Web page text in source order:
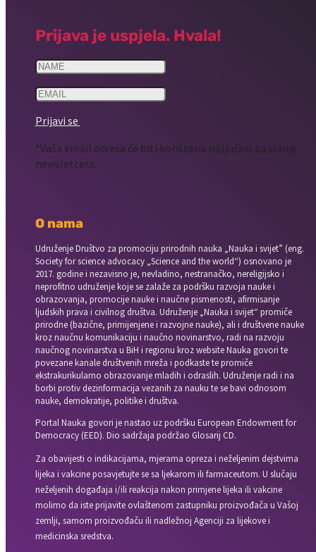
Prijava je uspjela. Hvala!
Prijavi se
*Vaša email adresa će biti korištena isključivo za slanje
newslettera.
O nama
Udruženje Društvo za promociju prirodnih nauka „Nauka i svijet” (eng.
Society for science advocacy „Science and the world“) osnovano je
2017. godine i nezavisno je, nevladino, nestranačko, nereligijsko i
neprofitno udruženje koje se zalaže za podršku razvoja nauke i
obrazovanja, promocije nauke i naučne pismenosti, afirmisanje
ljudskih prava i civilnog društva. Udruženje „Nauka i svijet“ promiče
prirodne (bazične, primijenjene i razvojne nauke), ali i društvene nauke
kroz naučnu komunikaciju i naučno novinarstvo, radi na razvoju
naučnog novinarstva u BiH i regionu kroz website Nauka govori te
povezane kanale društvenih mreža i podkaste te promiče
ekstrakurikularno obrazovanje mladih i odraslih. Udruženje radi i na
borbi protiv dezinformacija vezanih za nauku te se bavi odnosom
nauke, demokratije, politike i društva.
Portal Nauka govori je nastao uz podršku European Endowment for
Democracy (EED). Dio sadržaja podržao Glosarij CD.
Za obavijesti o indikacijama, mjerama opreza i neželjenim dejstvima
lijeka i vakcine posavjetujte se sa ljekarom ili farmaceutom. U slučaju
neželjenih događaja i/ili reakcija nakon primjene lijeka ili vakcine
molimo da iste prijavite ovlaštenom zastupniku proizvođača u Vašoj
zemlji, samom proizvođaču ili nadležnoj Agenciji za lijekove i
medicinska sredstva.